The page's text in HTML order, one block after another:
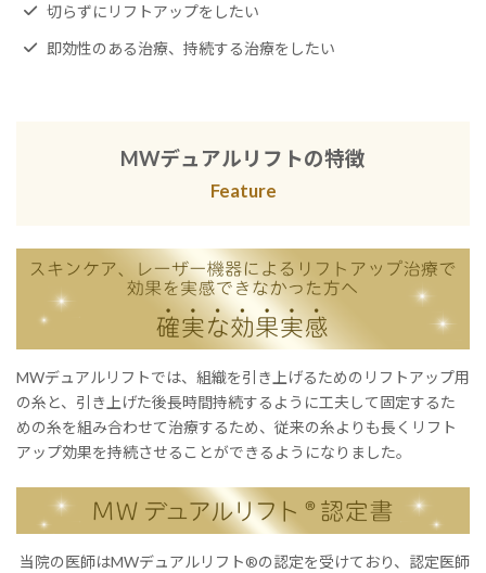
切らずにリフトアップをしたい
即効性のある治療、持続する治療をしたい
MWデュアルリフトの特徴
Feature
MWデュアルリフトでは、組織を引き上げるためのリフトアップ用
の糸と、引き上げた後長時間持続するように工夫して固定するた
めの糸を組み合わせて治療するため、従来の糸よりも長くリフト
アップ効果を持続させることができるようになりました。
当院の医師はMWデュアルリフト®の認定を受けており、認定医師